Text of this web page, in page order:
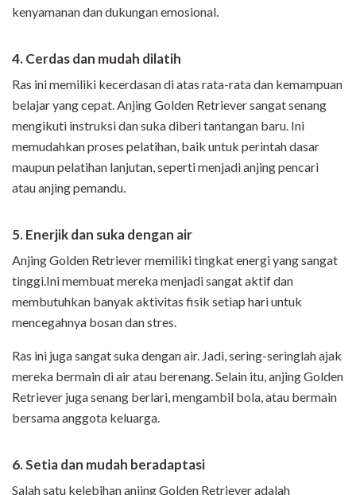
kenyamanan dan dukungan emosional.
4. Cerdas dan mudah dilatih
Ras ini memiliki kecerdasan di atas rata-rata dan kemampuan
belajar yang cepat. Anjing Golden Retriever sangat senang
mengikuti instruksi dan suka diberi tantangan baru. Ini
memudahkan proses pelatihan, baik untuk perintah dasar
maupun pelatihan lanjutan, seperti menjadi anjing pencari
atau anjing pemandu.
5. Enerjik dan suka dengan air
Anjing Golden Retriever memiliki tingkat energi yang sangat
tinggi.Ini membuat mereka menjadi sangat aktif dan
membutuhkan banyak aktivitas fisik setiap hari untuk
mencegahnya bosan dan stres.
Ras ini juga sangat suka dengan air. Jadi, sering-seringlah ajak
mereka bermain di air atau berenang. Selain itu, anjing Golden
Retriever juga senang berlari, mengambil bola, atau bermain
bersama anggota keluarga.
6. Setia dan mudah beradaptasi
Salah satu kelebihan anjing Golden Retriever adalah